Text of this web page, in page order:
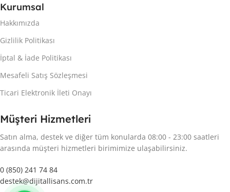
Kurumsal
Hakkımızda
Gizlilik Politikası
İptal & İade Politikası
Mesafeli Satış Sözleşmesi
Ticari Elektronik İleti Onayı
Müşteri Hizmetleri
Satın alma, destek ve diğer tüm konularda 08:00 - 23:00 saatleri
arasında müşteri hizmetleri birimimize ulaşabilirsiniz.
0 (850) 241 74 84
destek@dijitallisans.com.tr